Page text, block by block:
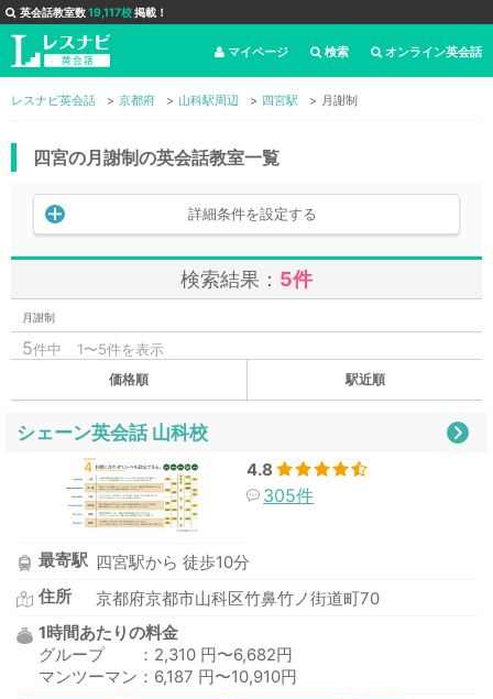
英会話教室数19,117校掲載！
オンライン英会話
検索
マイページ
レスナビ英会話 京都府 山科駅周辺 四宮駅 月謝制
四宮の月謝制の英会話教室一覧
詳細条件を設定する
検索結果： 5件
月謝制
5件中 1〜5件を表示
価格順 駅近順
シェーン英会話 山科校
4.8
305件
最寄駅 四宮駅から 徒歩10分
住所
京都府京都市山科区竹鼻竹ノ街道町70
1時間あたりの料金
グループ ：2,310 円〜6,682円
マンツーマン：6,187 円〜10,910円